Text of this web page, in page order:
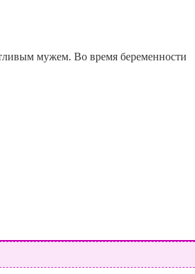
мужем. Во время беременности